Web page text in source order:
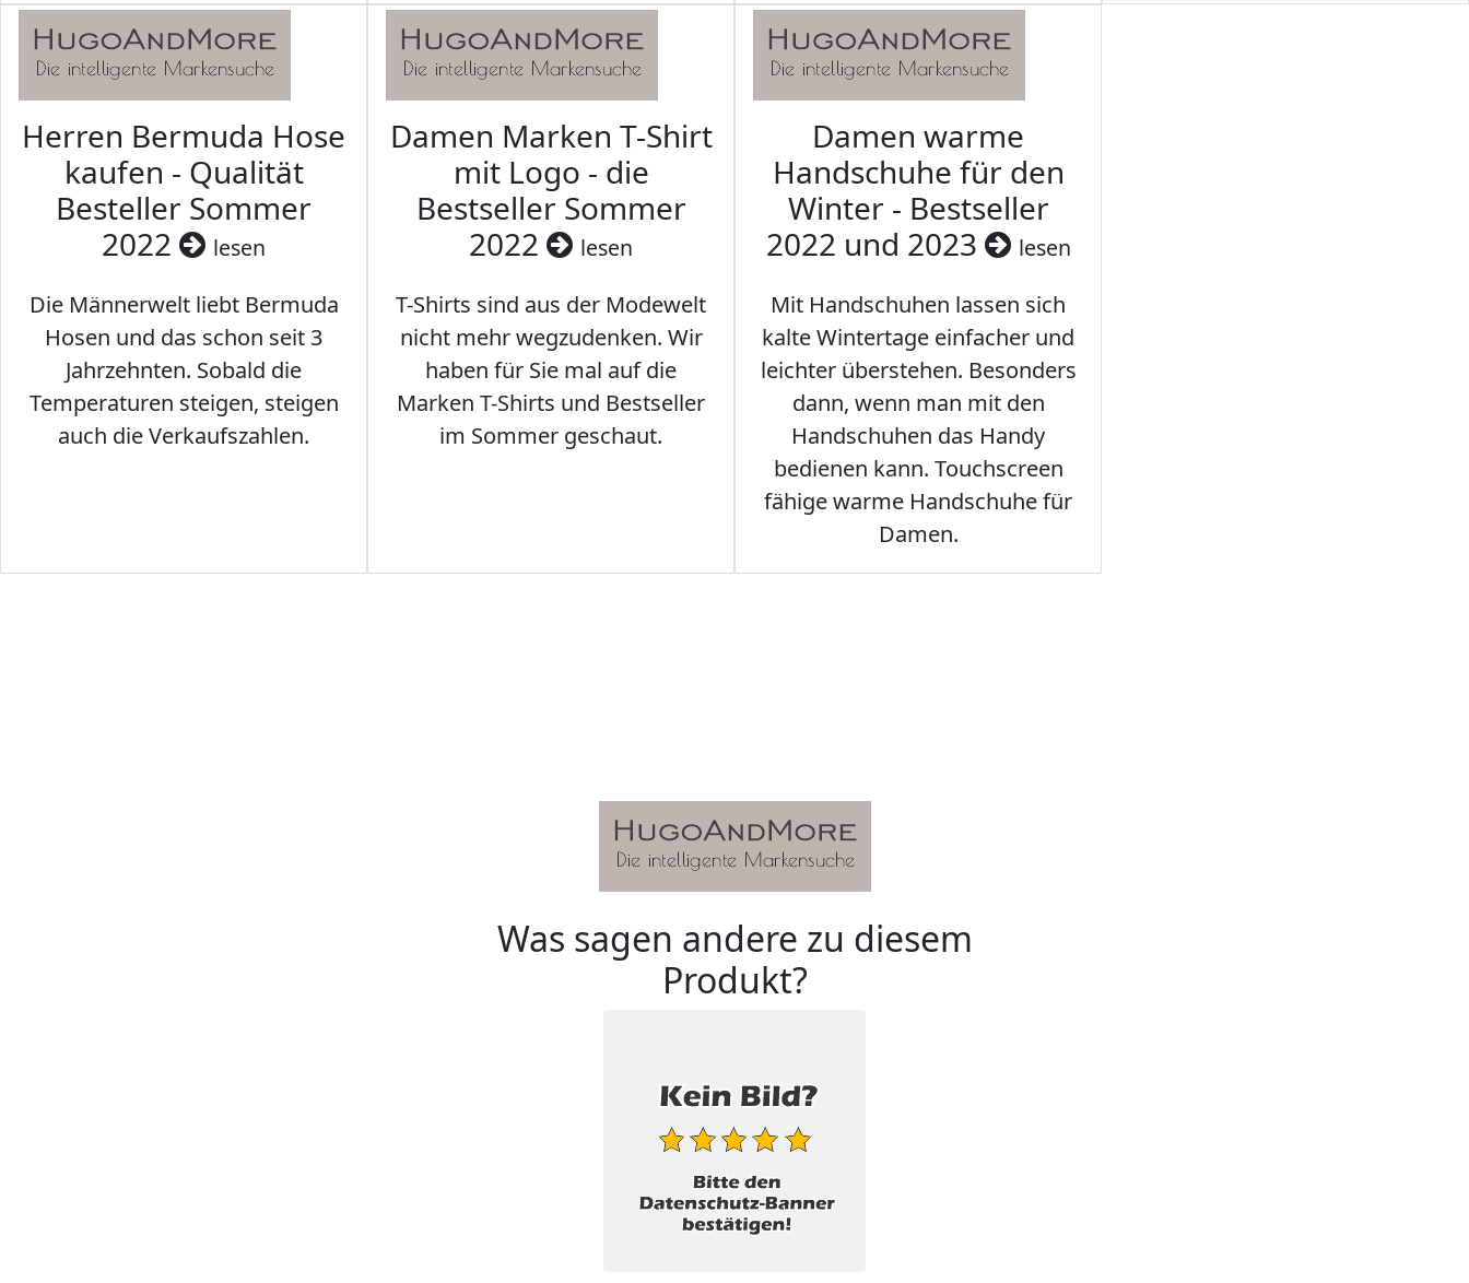
Herren Bermuda Hose
kaufen - Qualität
Besteller Sommer
2022
lesen
Die Männerwelt liebt Bermuda
Hosen und das schon seit 3
Jahrzehnten. Sobald die
Temperaturen steigen, steigen
auch die Verkaufszahlen.
Damen Marken T-Shirt
mit Logo - die
Bestseller Sommer
2022
lesen
T-Shirts sind aus der Modewelt
nicht mehr wegzudenken. Wir
haben für Sie mal auf die
Marken T-Shirts und Bestseller
im Sommer geschaut.
Damen warme
Handschuhe für den
Winter - Bestseller
2022 und 2023
lesen
Mit Handschuhen lassen sich
kalte Wintertage einfacher und
leichter überstehen. Besonders
dann, wenn man mit den
Handschuhen das Handy
bedienen kann. Touchscreen
fähige warme Handschuhe für
Damen.
Was sagen andere zu diesem
Produkt?